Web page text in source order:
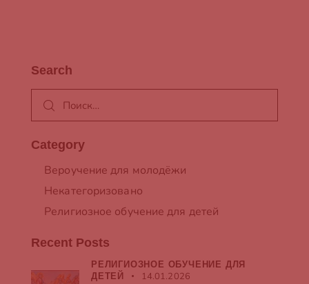
Search
Category
Вероучение для молодёжи
Некатегоризовано
Религиозное обучение для детей
Recent Posts
РЕЛИГИОЗНОЕ ОБУЧЕНИЕ ДЛЯ
ДЕТЕЙ
14.01.2026